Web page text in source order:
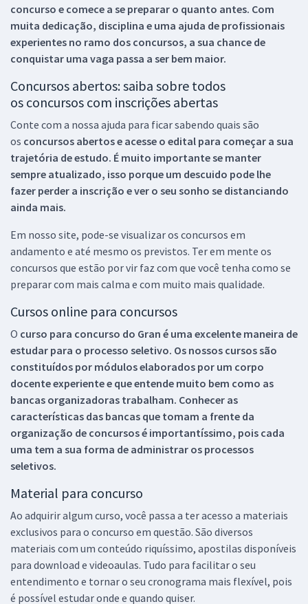
concurso e comece a se preparar o quanto antes. Com
muita dedicação, disciplina e uma ajuda de profissionais
experientes no ramo dos concursos, a sua chance de
conquistar uma vaga passa a ser bem maior.
Concursos abertos: saiba sobre todos
os concursos com inscrições abertas
Conte com a nossa ajuda para ficar sabendo quais são
os concursos abertos e acesse o edital para começar a sua
trajetória de estudo. É muito importante se manter
sempre atualizado, isso porque um descuido pode lhe
fazer perder a inscrição e ver o seu sonho se distanciando
ainda mais.
Em nosso site, pode-se visualizar os concursos em
andamento e até mesmo os previstos. Ter em mente os
concursos que estão por vir faz com que você tenha como se
preparar com mais calma e com muito mais qualidade.
Cursos online para concursos
O curso para concurso do Gran é uma excelente maneira de
estudar para o processo seletivo. Os nossos cursos são
constituídos por módulos elaborados por um corpo
docente experiente e que entende muito bem como as
bancas organizadoras trabalham. Conhecer as
características das bancas que tomam a frente da
organização de concursos é importantíssimo, pois cada
uma tem a sua forma de administrar os processos
seletivos.
Material para concurso
Ao adquirir algum curso, você passa a ter acesso a materiais
exclusivos para o concurso em questão. São diversos
materiais com um conteúdo riquíssimo, apostilas disponíveis
para download e videoaulas. Tudo para facilitar o seu
entendimento e tornar o seu cronograma mais flexível, pois
é possível estudar onde e quando quiser.